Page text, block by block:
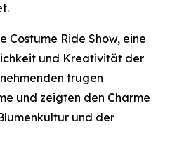
Costume Ride Show, eine
und Kreativität der
trugen
und zeigten den Charme
und der